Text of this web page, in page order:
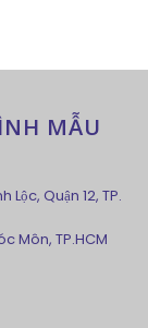
MẪU
Lộc, Quận 12, TP.
Môn, TP.HCM